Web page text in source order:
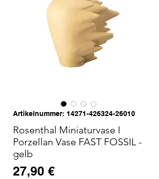
Artikelnummer: 14271-426324-26010
Rosenthal Miniaturvase I
Porzellan Vase FAST FOSSIL -
gelb
27,90 €Preis